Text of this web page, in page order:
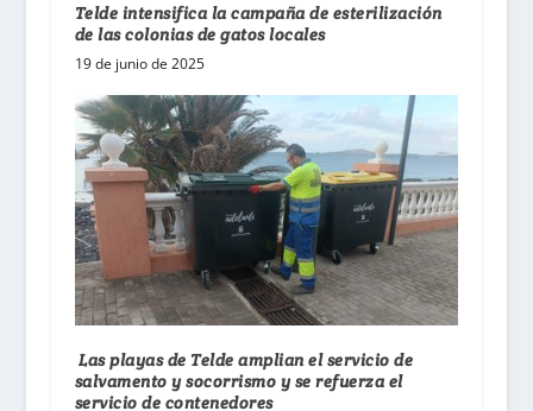
Telde intensifica la campaña de esterilización
de las colonias de gatos locales
19 de junio de 2025
Las playas de Telde amplian el servicio de
salvamento y socorrismo y se refuerza el
servicio de contenedores